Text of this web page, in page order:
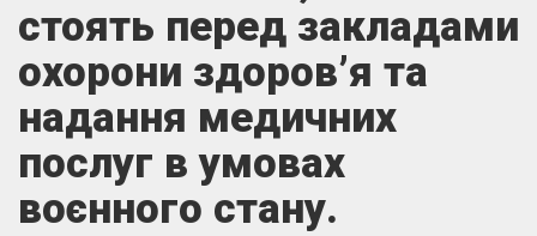
стоять перед закладами
охорони здоров’я та
надання медичних
послуг в умовах
воєнного стану.